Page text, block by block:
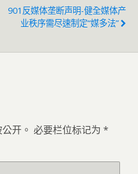
901反媒体垄断声明-健全媒体产
业秩序需尽速制定“媒多法”
开。 必要栏位标记为 *